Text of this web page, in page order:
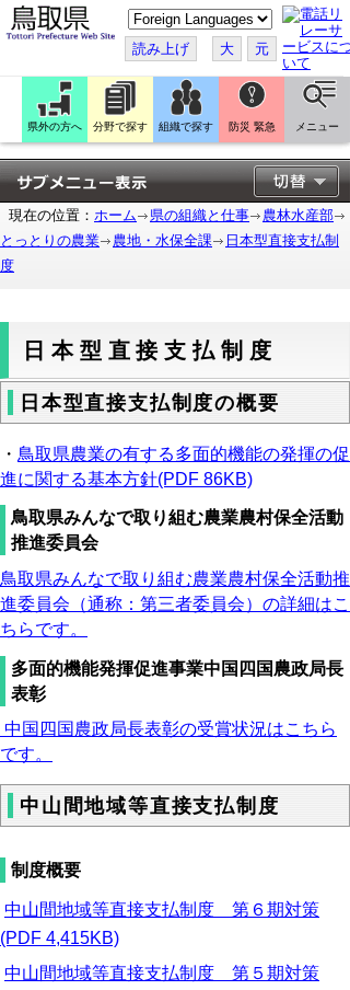
こ
の
ペ
ー
ジ
翻
訳
す
る
読み上げ 大 元
県外の方へ 分野で探す 組織で探す 防災 緊急 メニュー
現在の位置： ホーム 県の組織と仕事
農林水産部
とっとりの農業
農地・水保全課
日本型直接支払制
度
日本型直接支払制度
日本型直接支払制度の概要
・ 鳥取県農業の有する多面的機能の発揮の促
進に関する基本方針(PDF 86KB)
鳥取県みんなで取り組む農業農村保全活動
推進委員会
鳥取県みんなで取り組む農業農村保全活動推
進委員会（通称：第三者委員会）の詳細はこ
ちらです。
多面的機能発揮促進事業中国四国農政局長
表彰
中国四国農政局長表彰の受賞状況はこちら
です。
中山間地域等直接支払制度
制度概要
中山間地域等直接支払制度 第６期対策
(PDF 4,415KB)
中山間地域等直接支払制度 第５期対策